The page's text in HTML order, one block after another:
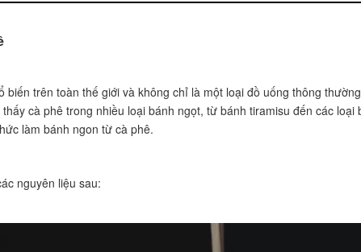
trên toàn thế giới và không chỉ là một loại đồ uống thông
cà phê trong nhiều loại bánh ngọt, từ bánh tiramisu đến các loại
làm bánh ngon từ cà phê.
nguyên liệu sau: